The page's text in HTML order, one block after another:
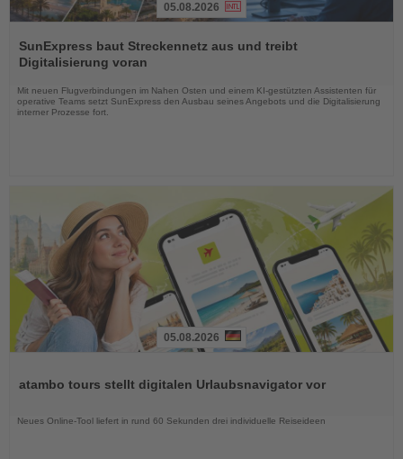
Sie
die
Nachrichten
05.08.2026
SunExpress baut Streckennetz aus und treibt
Digitalisierung voran
Mit neuen Flugverbindungen im Nahen Osten und einem KI-gestützten Assistenten für
operative Teams setzt SunExpress den Ausbau seines Angebots und die Digitalisierung
interner Prozesse fort.
die
05.08.2026
atambo tours stellt digitalen Urlaubsnavigator vor
Neues Online-Tool liefert in rund 60 Sekunden drei individuelle Reiseideen